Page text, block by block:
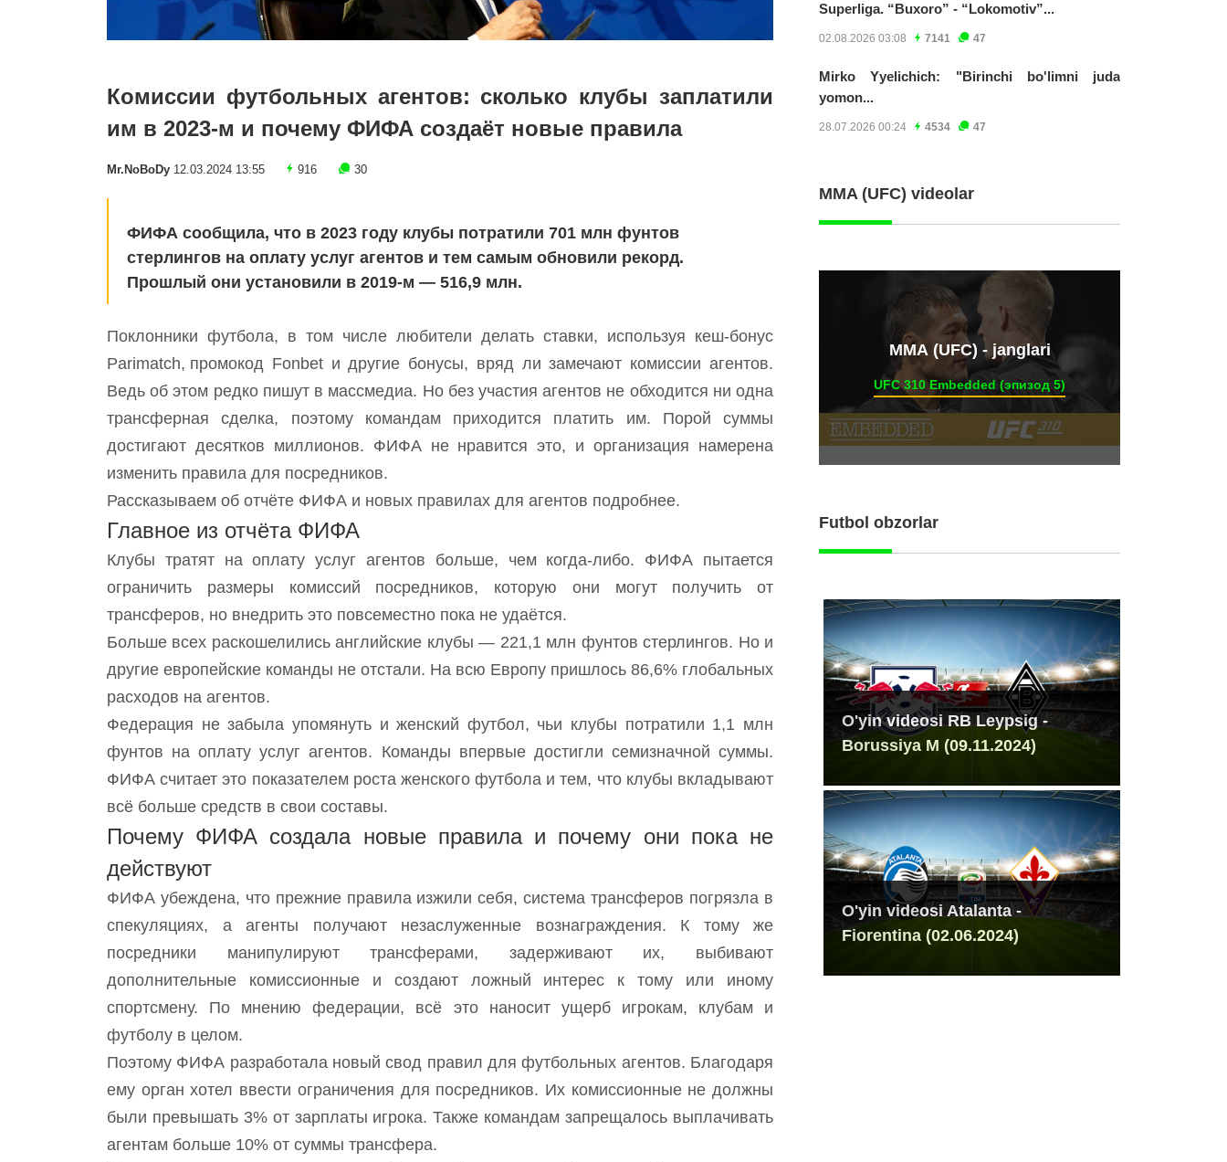
Комиссии футбольных агентов: сколько клубы заплатили
им в 2023-м и почему ФИФА создаёт новые правила
Mr.NoBoDy 12.03.2024 13:55 916 30
ФИФА сообщила, что в 2023 году клубы потратили 701 млн фунтов
стерлингов на оплату услуг агентов и тем самым обновили рекорд.
Прошлый они установили в 2019-м — 516,9 млн.
Поклонники футбола, в том числе любители делать ставки, используя кеш-бонус
Parimatch, промокод Fonbet и другие бонусы, вряд ли замечают комиссии агентов.
Ведь об этом редко пишут в массмедиа. Но без участия агентов не обходится ни одна
трансферная сделка, поэтому командам приходится платить им. Порой суммы
достигают десятков миллионов. ФИФА не нравится это, и организация намерена
изменить правила для посредников.
Рассказываем об отчёте ФИФА и новых правилах для агентов подробнее.
Главное из отчёта ФИФА
Клубы тратят на оплату услуг агентов больше, чем когда-либо. ФИФА пытается
ограничить размеры комиссий посредников, которую они могут получить от
трансферов, но внедрить это повсеместно пока не удаётся.
Больше всех раскошелились английские клубы — 221,1 млн фунтов стерлингов. Но и
другие европейские команды не отстали. На всю Европу пришлось 86,6% глобальных
расходов на агентов.
Федерация не забыла упомянуть и женский футбол, чьи клубы потратили 1,1 млн
фунтов на оплату услуг агентов. Команды впервые достигли семизначной суммы.
ФИФА считает это показателем роста женского футбола и тем, что клубы вкладывают
всё больше средств в свои составы.
Почему ФИФА создала новые правила и почему они пока не
действуют
ФИФА убеждена, что прежние правила изжили себя, система трансферов погрязла в
спекуляциях, а агенты получают незаслуженные вознаграждения. К тому же
посредники манипулируют трансферами, задерживают их, выбивают
дополнительные комиссионные и создают ложный интерес к тому или иному
спортсмену. По мнению федерации, всё это наносит ущерб игрокам, клубам и
футболу в целом.
Поэтому ФИФА разработала новый свод правил для футбольных агентов. Благодаря
ему орган хотел ввести ограничения для посредников. Их комиссионные не должны
были превышать 3% от зарплаты игрока. Также командам запрещалось выплачивать
агентам больше 10% от суммы трансфера.
Superliga. “Buxoro” - “Lokomotiv”...
02.08.2026 03:08 7141 47
Mirko Yyelichich: "Birinchi bo'limni juda
yomon...
28.07.2026 00:24 4534 47
MMA (UFC) videolar
ММА (UFC) - janglari
UFC 310 Embedded (эпизод 5)
Futbol obzorlar
O'yin videosi RB Leypsig -
Borussiya M (09.11.2024)
O'yin videosi Atalanta -
Fiorentina (02.06.2024)